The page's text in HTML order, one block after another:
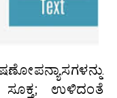
ಸೂಕ್ತ; ಉಳಿದಂತೆ